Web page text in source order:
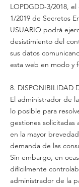
LOPDGDD-3/2018,
1/2019 de Secretos
USUARIO podrá
desistimiento del
sus datos
esta web en modo y
8. DISPONIBILIDAD
El administrador de
lo posible para
gestiones solicitadas
en la mayor
demanda de las
Sin embargo, en
difícilmente
administrador de la